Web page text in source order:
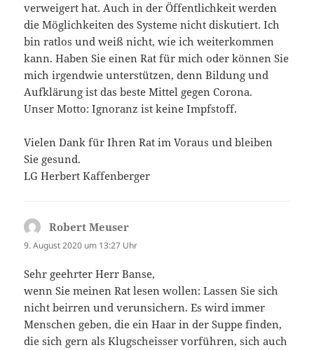
verweigert hat. Auch in der Öffentlichkeit werden
die Möglichkeiten des Systeme nicht diskutiert. Ich
bin ratlos und weiß nicht, wie ich weiterkommen
kann. Haben Sie einen Rat für mich oder können Sie
mich irgendwie unterstützen, denn Bildung und
Aufklärung ist das beste Mittel gegen Corona.
Unser Motto: Ignoranz ist keine Impfstoff.
Vielen Dank für Ihren Rat im Voraus und bleiben
Sie gesund.
LG Herbert Kaffenberger
Robert Meuser
9. August 2020 um 13:27 Uhr
Sehr geehrter Herr Banse,
wenn Sie meinen Rat lesen wollen: Lassen Sie sich
nicht beirren und verunsichern. Es wird immer
Menschen geben, die ein Haar in der Suppe finden,
die sich gern als Klugscheisser vorführen, sich auch